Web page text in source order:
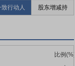
致行动人 股东增减持